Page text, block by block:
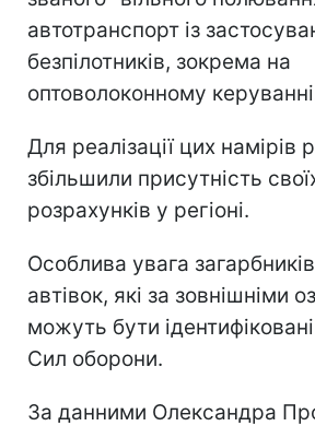
автотранспорт із
безпілотників, зокрема на
оптоволоконному
Для реалізації цих намірів
збільшили присутність
розрахунків у регіоні.
Особлива увага
автівок, які за зовнішніми
можуть бути
Сил оборони.
За данними Олександра